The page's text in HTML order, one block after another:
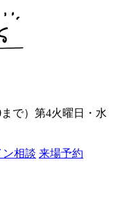
で）第4火曜日・水
ン相談 来場予約